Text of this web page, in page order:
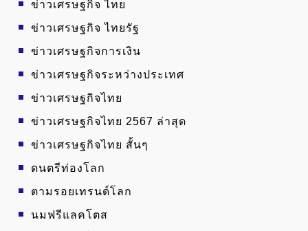
ข่าวเศรษฐกิจ ไทย
ข่าวเศรษฐกิจ ไทยรัฐ
ข่าวเศรษฐกิจการเงิน
ข่าวเศรษฐกิจระหว่างประเทศ
ข่าวเศรษฐกิจไทย
ข่าวเศรษฐกิจไทย 2567 ล่าสุด
ข่าวเศรษฐกิจไทย สั้นๆ
ดนตรีท่องโลก
ตามรอยเทรนด์โลก
นมฟรีแลคโตส